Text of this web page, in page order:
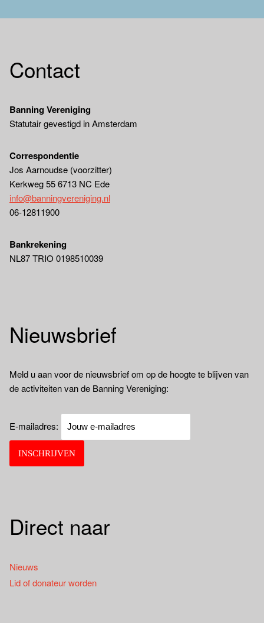
Contact
Banning Vereniging
Statutair gevestigd in Amsterdam
Correspondentie
Jos Aarnoudse (voorzitter)
Kerkweg 55 6713 NC Ede
info@banningvereniging.nl
06-12811900
Bankrekening
NL87 TRIO 0198510039
Nieuwsbrief
Meld u aan voor de nieuwsbrief om op de hoogte te blijven van
de activiteiten van de Banning Vereniging:
E-mailadres:
Direct naar
Nieuws
Lid of donateur worden